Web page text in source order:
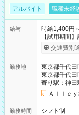
アルバイト 職種未経
給与
時給1,400円～
【試用期間
給与は本採用
交通費別
勤務地
東京都千代田
東京都千代
寄り駅：神田
Ａｌｌｅ
勤務時間
シフト制